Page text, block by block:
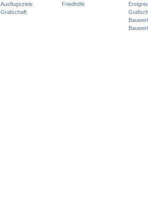
Ausflugsziele
Grafschaft
Friedhöfe